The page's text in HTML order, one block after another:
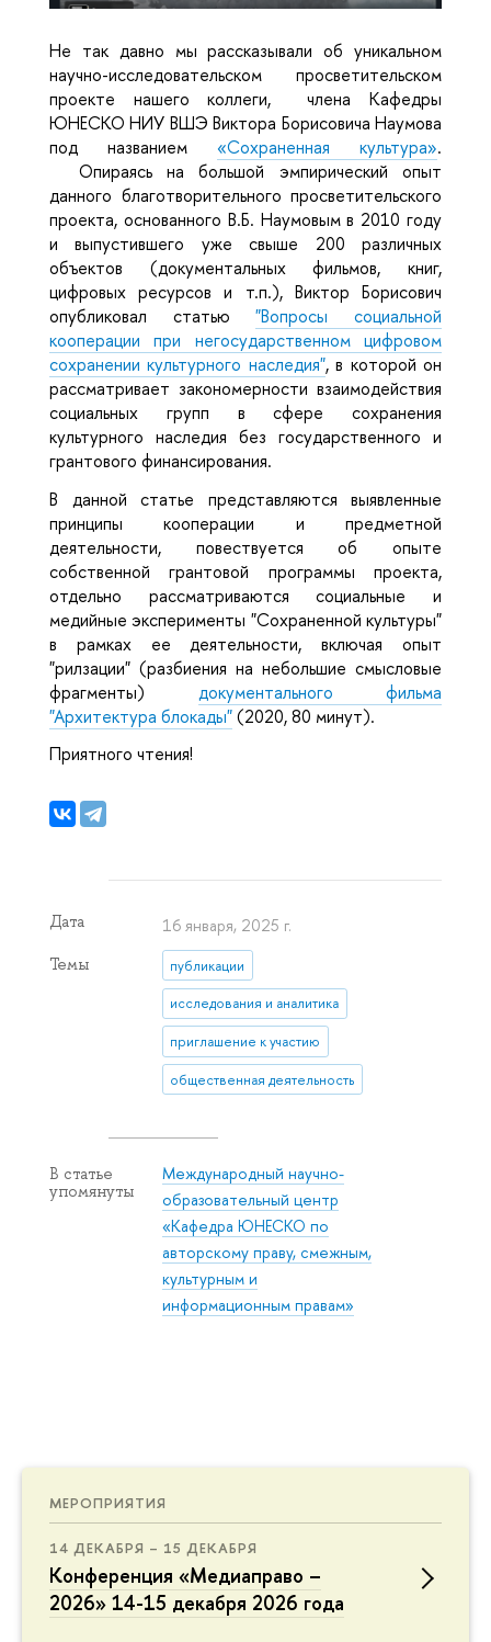
МЕРОПРИЯТИЯ
14 ДЕКАБРЯ – 15 ДЕКАБРЯ
Конференция «Медиаправо –
2026» 14-15 декабря 2026 года
Не так давно мы рассказывали об уникальном
научно-исследовательском просветительском
проекте нашего коллеги, члена Кафедры
ЮНЕСКО НИУ ВШЭ Виктора Борисовича Наумова
под названием «Сохраненная культура».
Опираясь на большой эмпирический опыт
данного благотворительного просветительского
проекта, основанного В.Б. Наумовым в 2010 году
и выпустившего уже свыше 200 различных
объектов (документальных фильмов, книг,
цифровых ресурсов и т.п.), Виктор Борисович
опубликовал статью"Вопросы социальной
кооперации при негосударственном цифровом
сохранении культурного наследия", в которой он
рассматривает закономерности взаимодействия
социальных групп в сфере сохранения
культурного наследия без государственного и
грантового финансирования.
В данной статье представляются выявленные
принципы кооперации и предметной
деятельности, повествуется об опыте
собственной грантовой программы проекта,
отдельно рассматриваются социальные и
медийные эксперименты "Сохраненной культуры"
в рамках ее деятельности, включая опыт
"рилзации" (разбиения на небольшие смысловые
фрагменты) документального фильма
"Архитектура блокады"(2020, 80 минут).
Приятного чтения!
Дата 16 января, 2025 г.
Темы публикации
исследования и аналитика
приглашение к участию
общественная деятельность
В статье
упомянуты
Международный научно-
образовательный центр
«Кафедра ЮНЕСКО по
авторскому праву, смежным,
культурным и
информационным правам»